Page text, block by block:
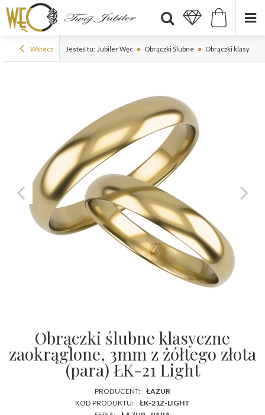
Wstecz Jesteś tu: Jubiler Węc Obrączki Ślubne Obrączki klasyczne
Obrączki ślubne klasyczne
zaokrąglone, 3mm z żółtego złota
(para) ŁK-21 Light
PRODUCENT:
ŁAZUR
KOD PRODUKTU:
ŁK-21Z-LIGHT